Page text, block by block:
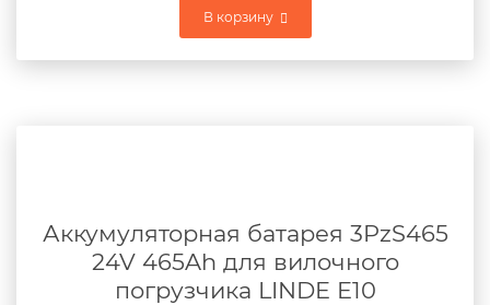
В корзину
Аккумуляторная батарея 3PzS465
24V 465Ah для вилочного
погрузчика LINDE E10